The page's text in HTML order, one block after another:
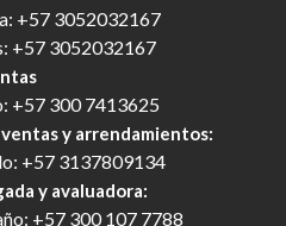
+57 3052032167
+57 3052032167
+57 300 7413625
y arrendamientos:
+57 3137809134
y avaluadora:
+57 300 107 7788